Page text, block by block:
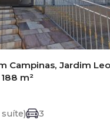
Campinas, Jardim
m²
suíte) 3